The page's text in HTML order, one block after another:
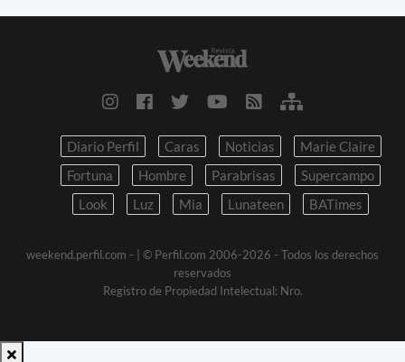
Diario Perfil Caras Noticias
Marie Claire
Fortuna
Hombre Parabrisas
Supercampo
Look
Luz Mia Lunateen BATimes
weekend.perfil.com -
| © Perfil.com 2006-2026 - Todos los derechos
reservados
Registro de Propiedad Intelectual: Nro.